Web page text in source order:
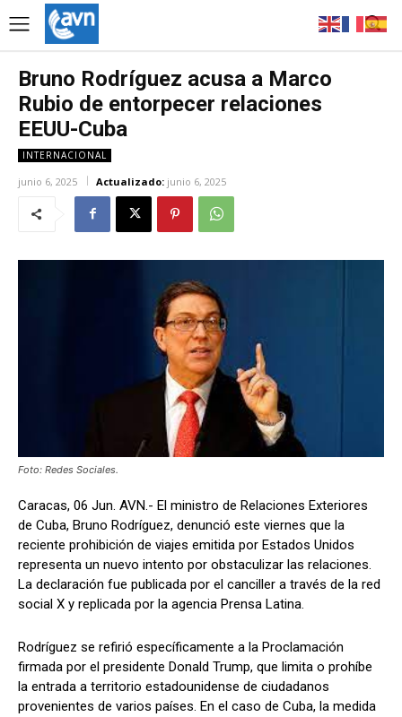
Bruno Rodríguez acusa a Marco
Rubio de entorpecer relaciones
EEUU-Cuba
INTERNACIONAL
junio 6, 2025 Actualizado: junio 6, 2025
Foto: Redes Sociales.
Caracas, 06 Jun. AVN.- El ministro de Relaciones Exteriores
de Cuba, Bruno Rodríguez, denunció este viernes que la
reciente prohibición de viajes emitida por Estados Unidos
representa un nuevo intento por obstaculizar las relaciones.
La declaración fue publicada por el canciller a través de la red
social X y replicada por la agencia Prensa Latina.
Rodríguez se refirió específicamente a la Proclamación
firmada por el presidente Donald Trump, que limita o prohíbe
la entrada a territorio estadounidense de ciudadanos
provenientes de varios países. En el caso de Cuba, la medida